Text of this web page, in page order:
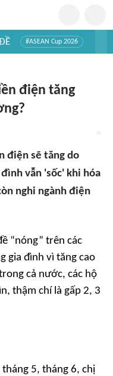
#ASEAN Cup 2026
điện tăng
điện sẽ tăng do
vẫn 'sốc' khi hóa
nghi ngành điện
“nóng” trên các
gia đình vì tăng cao
cả nước, các hộ
thậm chí là gấp 2, 3
5, tháng 6, chị